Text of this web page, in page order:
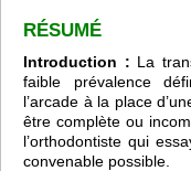
RÉSUMÉ
Introduction : La
faible prévalence
l’arcade à la place
être complète ou
l’orthodontiste qui
convenable possible.